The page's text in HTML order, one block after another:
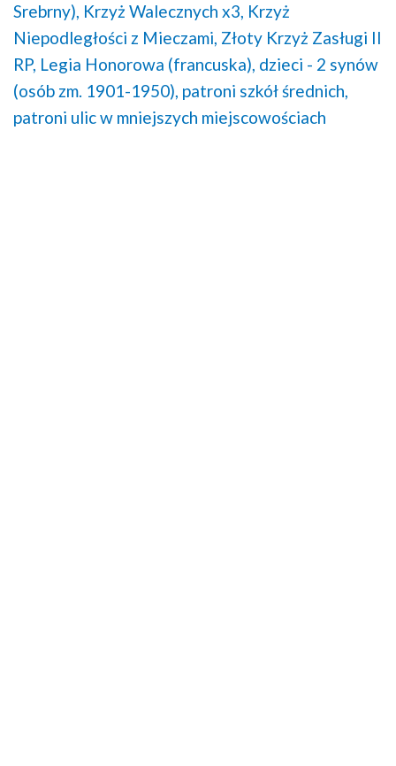
Srebrny), Krzyż Walecznych x3, Krzyż
Niepodległości z Mieczami, Złoty Krzyż Zasługi II
RP, Legia Honorowa (francuska), dzieci - 2 synów
(osób zm. 1901-1950), patroni szkół średnich,
patroni ulic w mniejszych miejscowościach